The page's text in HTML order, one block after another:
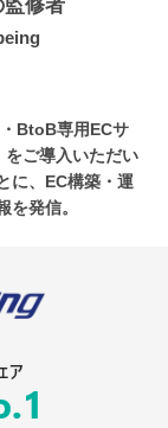
監修者
BtoB専用ECサ
ご導入いただい
に、EC構築・運
を発信。